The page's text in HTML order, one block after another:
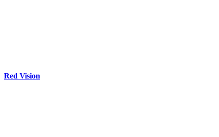
Red Vision